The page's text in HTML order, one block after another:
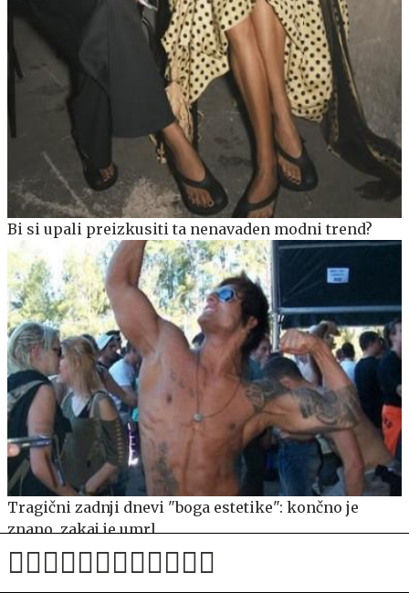
Bi si upali preizkusiti ta nenavaden modni trend?
Tragični zadnji dnevi "boga estetike": končno je
znano, zakaj je umrl